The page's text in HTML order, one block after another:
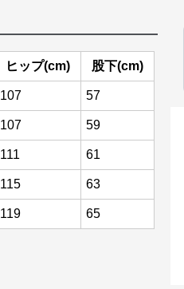
ヒップ(cm) 股下(cm)
107 57
107 59
111 61
115 63
119 65